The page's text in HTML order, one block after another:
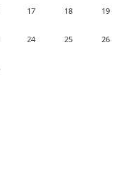
17 18 19
24 25 26